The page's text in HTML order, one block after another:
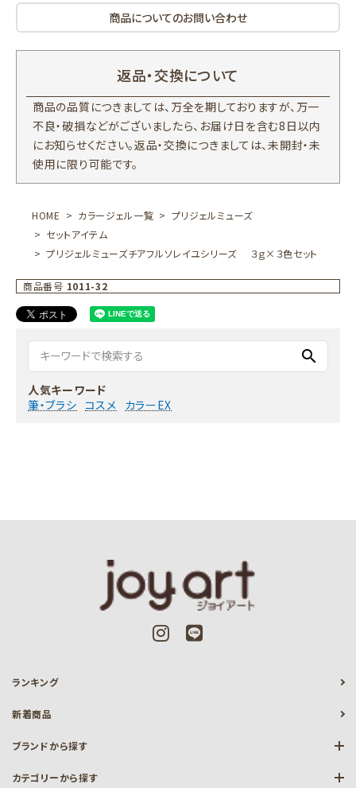
商品についてのお問い合わせ
返品・交換について
商品の品質につきましては、万全を期しておりますが、万一
不良・破損などがございましたら、お届け日を含む8日以内
にお知らせください。返品・交換につきましては、未開封・未
使用に限り可能です。
HOME カラージェル一覧
プリジェルミューズ
セットアイテム
プリジェルミューズチアフルソレイユシリーズ ３ｇ×３色セット
商品番号 1011-32
search
人気キーワード
筆・ブラシ コスメ カラーEX
ランキング
新着商品
ブランドから探す
カテゴリーから探す